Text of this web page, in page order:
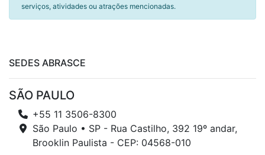
serviços, atividades ou atrações mencionadas.
SEDES ABRASCE
SÃO PAULO
+55 11 3506-8300
São Paulo • SP - Rua Castilho, 392 19º andar,
Brooklin Paulista - CEP: 04568-010